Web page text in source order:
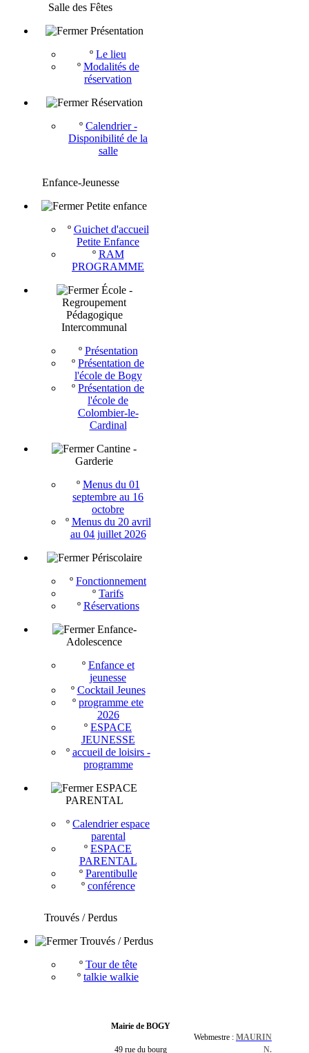
Salle des Fêtes
Présentation
º Le lieu
º Modalités de
réservation
Réservation
º Calendrier -
Disponibilité de la
salle
Enfance-Jeunesse
Petite enfance
º Guichet d'accueil
Petite Enfance
º RAM
PROGRAMME
École -
Regroupement
Pédagogique
Intercommunal
º Présentation
º Présentation de
l'école de Bogy
º Présentation de
l'école de
Colombier-le-
Cardinal
Cantine -
Garderie
º Menus du 01
septembre au 16
octobre
º Menus du 20 avril
au 04 juillet 2026
Périscolaire
º Fonctionnement
º Tarifs
º Réservations
Enfance-
Adolescence
º Enfance et
jeunesse
º Cocktail Jeunes
º programme ete
2026
º ESPACE
JEUNESSE
º accueil de loisirs -
programme
ESPACE
PARENTAL
º Calendrier espace
parental
º ESPACE
PARENTAL
º Parentibulle
º conférence
Trouvés / Perdus
Trouvés / Perdus
º Tour de tête
º talkie walkie
Mairie de BOGY
49 rue du bourg
Webmestre : MAURIN
N.